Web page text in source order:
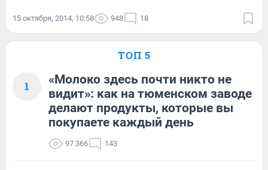
15 октября, 2014, 10:58 948 18
ТОП 5
1
«Молоко здесь почти никто не
видит»: как на тюменском заводе
делают продукты, которые вы
покупаете каждый день
97 366 143